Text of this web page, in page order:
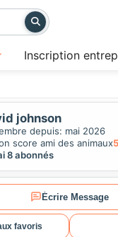
Inscription
johnson
depuis: mai 2026
score ami des animaux5
8 abonnés
Écrire Message
favoris